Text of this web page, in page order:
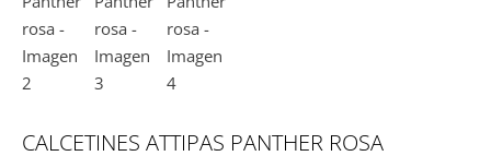
CALCETINES ATTIPAS PANTHER ROSA